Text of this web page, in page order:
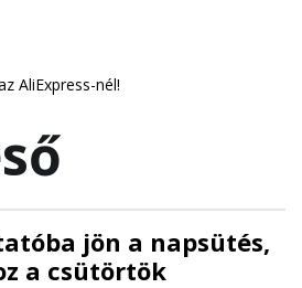
jön a napsütés,
a csütörtök